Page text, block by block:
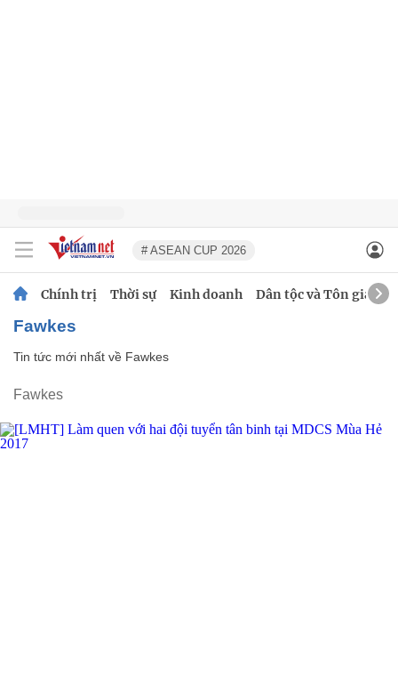
# ASEAN CUP 2026
Chính trị Thời sự Kinh doanh Dân tộc và Tôn giáo
Fawkes
Tin tức mới nhất về Fawkes
Fawkes